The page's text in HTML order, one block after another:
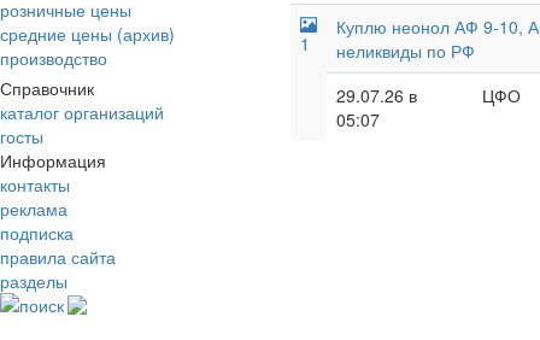
розничные цены
средние цены (архив)
производство
Справочник
каталог организаций
госты
Информация
контакты
реклама
подписка
правила сайта
разделы
поиск
1
Куплю неонол АФ 9-10,
неликвиды по РФ
29.07.26 в
05:07
ЦФО